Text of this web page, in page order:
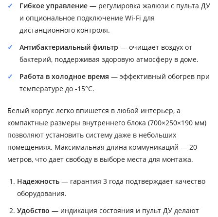
Гибкое управление — регулировка жалюзи с пульта ДУ
и опциональное подключение Wi-Fi для
дистанционного контроля.
Антибактериальный фильтр — очищает воздух от
бактерий, поддерживая здоровую атмосферу в доме.
Работа в холодное время — эффективный обогрев при
температуре до -15°C.
Белый корпус легко впишется в любой интерьер, а
компактные размеры внутреннего блока (700×250×190 мм)
позволяют установить систему даже в небольших
помещениях. Максимальная длина коммуникаций — 20
метров, что дает свободу в выборе места для монтажа.
Надежность — гарантия 3 года подтверждает качество
оборудования.
Удобство — индикация состояния и пульт ДУ делают